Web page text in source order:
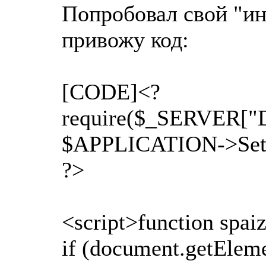
Попробовал свой
привожу код:
[CODE]<?
$APPLICATION-
?>
<script>function
if